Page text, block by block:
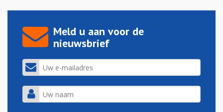
Meld u aan voor de
nieuwsbrief